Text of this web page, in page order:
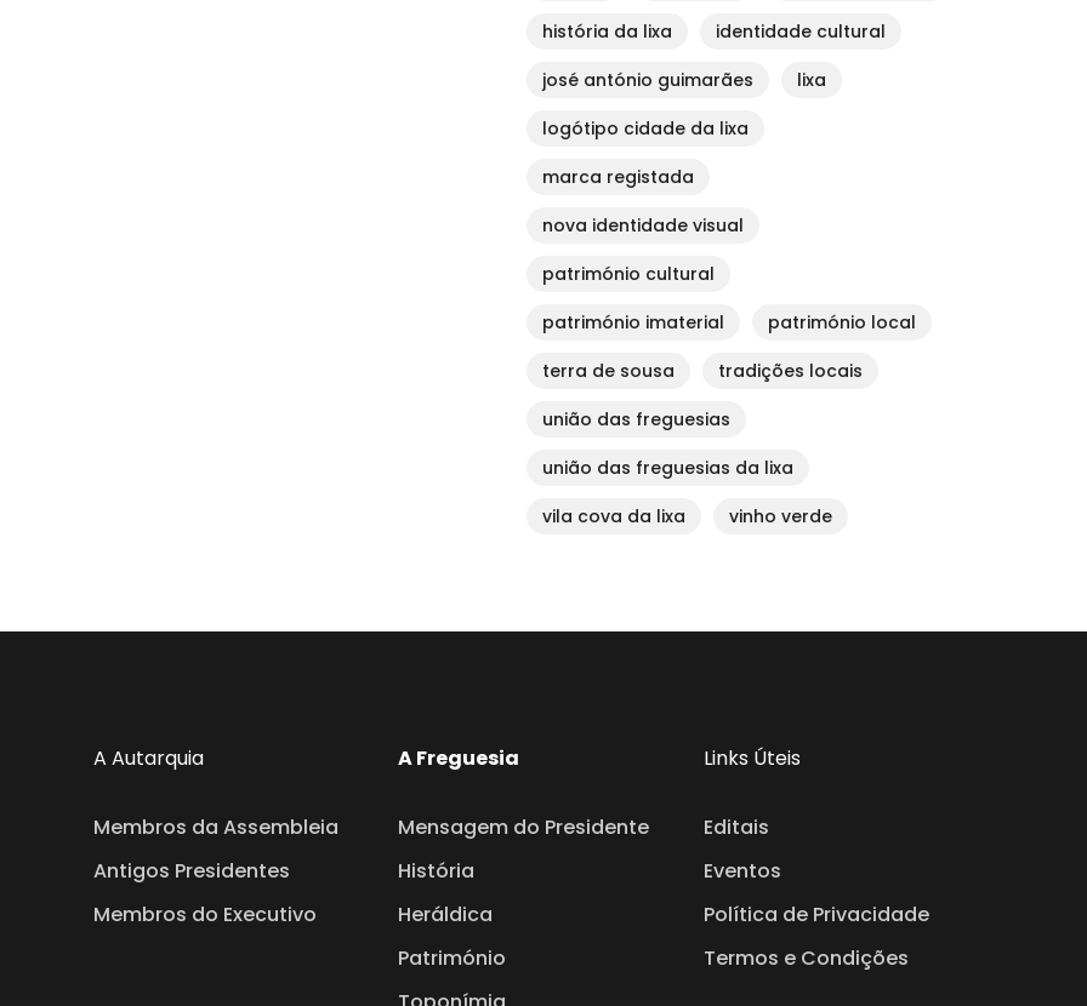
história da lixa
identidade cultural
josé antónio guimarães
lixa
logótipo cidade da lixa
marca registada
nova identidade visual
património cultural
património imaterial
património local
terra de sousa
tradições locais
união das freguesias
união das freguesias da lixa
vila cova da lixa
vinho verde
A Autarquia
Membros da Assembleia
Antigos Presidentes
Membros do Executivo
A Freguesia
Mensagem do Presidente
História
Heráldica
Património
Links Úteis
Editais
Eventos
Política de Privacidade
Termos e Condições